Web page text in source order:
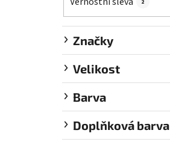
Značky
Velikost
Barva
Doplňková barva